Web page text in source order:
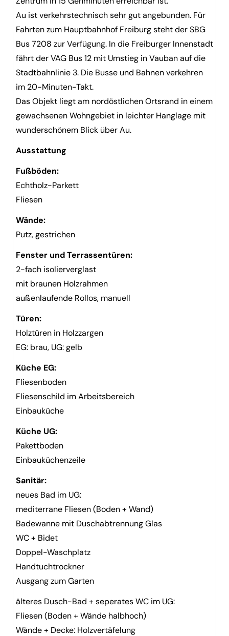
Au ist verkehrstechnisch sehr gut angebunden. Für
Fahrten zum Hauptbahnhof Freiburg steht der SBG
Bus 7208 zur Verfügung. In die Freiburger Innenstadt
fährt der VAG Bus 12 mit Umstieg in Vauban auf die
Stadtbahnlinie 3. Die Busse und Bahnen verkehren
im 20-Minuten-Takt.
Das Objekt liegt am nordöstlichen Ortsrand in einem
gewachsenen Wohngebiet in leichter Hanglage mit
wunderschönem Blick über Au.
Ausstattung
Fußböden:
Echtholz-Parkett
Fliesen
Wände:
Putz, gestrichen
Fenster und Terrassentüren:
2-fach isolierverglast
mit braunen Holzrahmen
außenlaufende Rollos, manuell
Türen:
Holztüren in Holzzargen
EG: brau, UG: gelb
Küche EG:
Fliesenboden
Fliesenschild im Arbeitsbereich
Einbauküche
Küche UG:
Pakettboden
Einbauküchenzeile
Sanitär:
neues Bad im UG:
mediterrane Fliesen (Boden + Wand)
Badewanne mit Duschabtrennung Glas
WC + Bidet
Doppel-Waschplatz
Handtuchtrockner
Ausgang zum Garten
älteres Dusch-Bad + seperates WC im UG:
Fliesen (Boden + Wände halbhoch)
Wände + Decke: Holzvertäfelung